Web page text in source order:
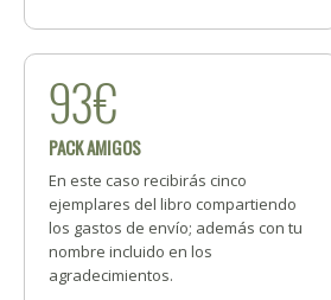
93€
PACK AMIGOS
En este caso recibirás cinco
ejemplares del libro compartiendo
los gastos de envío; además con tu
nombre incluido en los
agradecimientos.